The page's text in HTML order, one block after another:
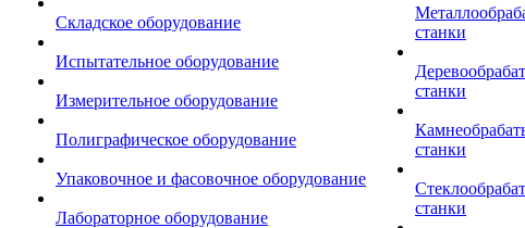
Складское оборудование
Испытательное оборудование
Измерительное оборудование
Полиграфическое оборудование
Упаковочное и фасовочное оборудование
Лабораторное оборудование
станки
станки
станки
станки